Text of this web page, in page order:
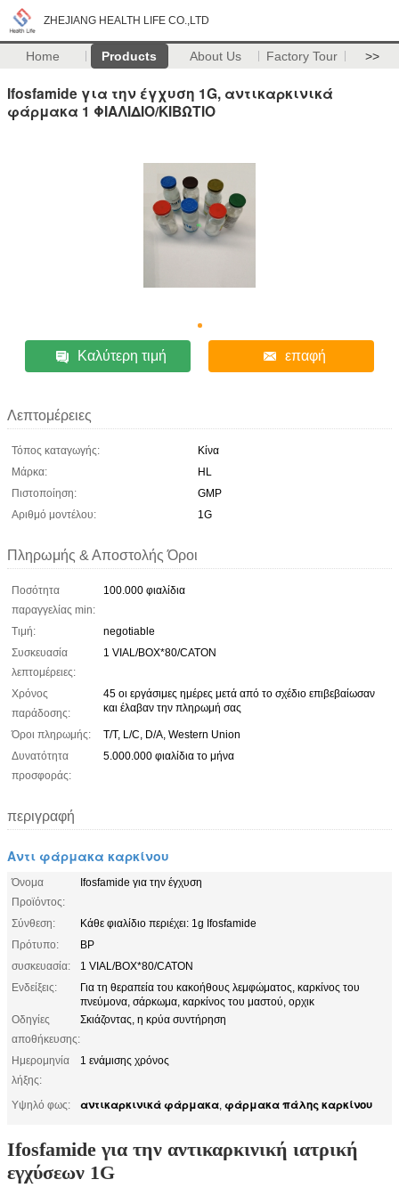
ZHEJIANG HEALTH LIFE CO.,LTD
Home Products About Us Factory Tour >>
Ifosfamide για την έγχυση 1G, αντικαρκινικά
φάρμακα 1 ΦΙΑΛΙΔΙΟ/ΚΙΒΩΤΙΟ
Καλύτερη τιμή επαφή
Λεπτομέρειες
Τόπος καταγωγής:
Κίνα
Μάρκα:
HL
Πιστοποίηση:
GMP
Αριθμό μοντέλου:
1G
Πληρωμής & Αποστολής Όροι
Ποσότητα
παραγγελίας min:
100.000 φιαλίδια
Τιμή:
negotiable
Συσκευασία
λεπτομέρειες:
1 VIAL/BOX*80/CATON
Χρόνος
παράδοσης:
45 οι εργάσιμες ημέρες μετά από το σχέδιο επιβεβαίωσαν
και έλαβαν την πληρωμή σας
Όροι πληρωμής:
T/T, L/C, D/A, Western Union
Δυνατότητα
προσφοράς:
5.000.000 φιαλίδια το μήνα
περιγραφή
Αντι φάρμακα καρκίνου
Όνομα
Προϊόντος:
Ifosfamide για την έγχυση
Σύνθεση:
Κάθε φιαλίδιο περιέχει: 1g Ifosfamide
Πρότυπο:
BP
συσκευασία:
1 VIAL/BOX*80/CATON
Ενδείξεις:
Για τη θεραπεία του κακοήθους λεμφώματος, καρκίνος του
πνεύμονα, σάρκωμα, καρκίνος του μαστού, ορχικ
Οδηγίες
αποθήκευσης:
Σκιάζοντας, η κρύα συντήρηση
Ημερομηνία
λήξης:
1 ενάμισης χρόνος
Υψηλό φως: αντικαρκινικά φάρμακα, φάρμακα πάλης καρκίνου
Ifosfamide για την αντικαρκινική ιατρική
εγχύσεων 1G